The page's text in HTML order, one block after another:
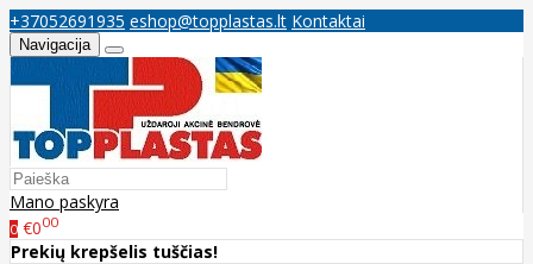
+37052691935 eshop@topplastas.lt Kontaktai
Navigacija
Mano paskyra
0 €000
Prekių krepšelis tuščias!